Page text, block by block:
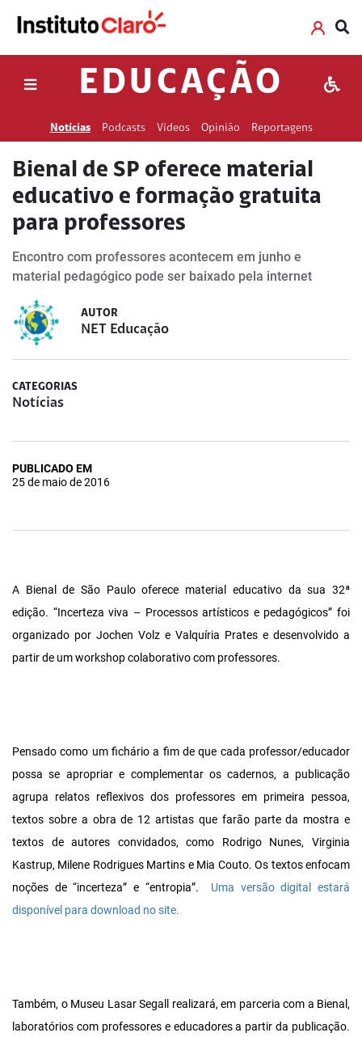
EDUCAÇÃO
Notícias Podcasts Vídeos Opinião Reportagens
Bienal de SP oferece material
educativo e formação gratuita
para professores
Encontro com professores acontecem em junho e
material pedagógico pode ser baixado pela internet
AUTOR
NET Educação
CATEGORIAS
Notícias
PUBLICADO EM
25 de maio de 2016
A Bienal de São Paulo oferece material educativo da sua 32ª
edição. “Incerteza viva – Processos artísticos e pedagógicos” foi
organizado por Jochen Volz e Valquíria Prates e desenvolvido a
partir de um workshop colaborativo com professores.
Pensado como um fichário a fim de que cada professor/educador
possa se apropriar e complementar os cadernos, a publicação
agrupa relatos reflexivos dos professores em primeira pessoa,
textos sobre a obra de 12 artistas que farão parte da mostra e
textos de autores convidados, como Rodrigo Nunes, Virginia
Kastrup, Milene Rodrigues Martins e Mia Couto. Os textos enfocam
noções de “incerteza” e “entropia”. Uma versão digital estará
disponível para download no site.
Também, o Museu Lasar Segall realizará, em parceria com a Bienal,
laboratórios com professores e educadores a partir da publicação.